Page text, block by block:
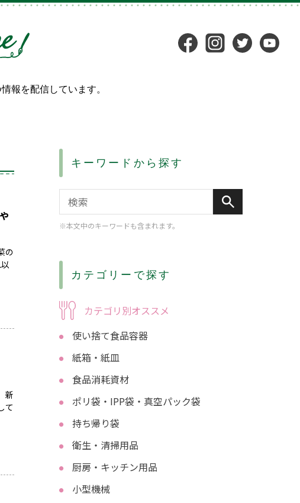
報を配信しています。
の
新
て
キーワードから探す
※本文中のキーワードも含まれます。
カテゴリーで探す
カテゴリ別オススメ
使い捨て食品容器
紙箱・紙皿
食品消耗資材
ポリ袋・IPP袋・真空パック袋
持ち帰り袋
衛生・清掃用品
厨房・キッチン用品
小型機械